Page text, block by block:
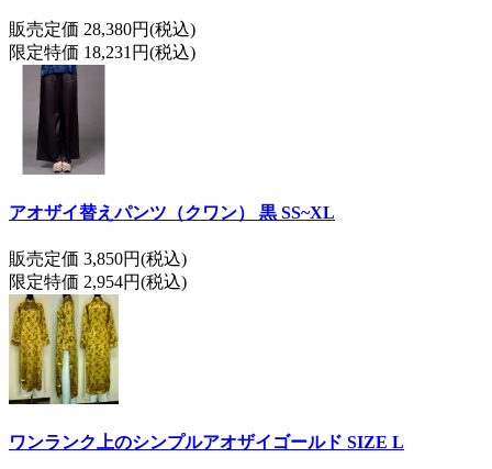
販売定価 28,380円(税込)
限定特価 18,231円(税込)
アオザイ替えパンツ（クワン） 黒 SS~XL
販売定価 3,850円(税込)
限定特価 2,954円(税込)
ワンランク上のシンプルアオザイゴールド SIZE L